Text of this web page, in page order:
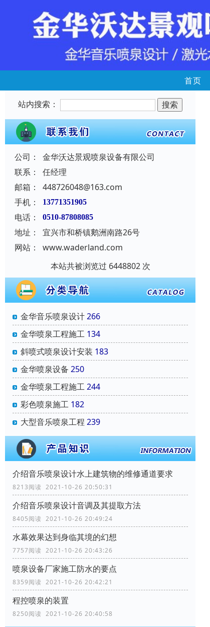
首页
站内搜索：
公司：
金华沃达景观喷泉设备有限公司
联系：
任经理
邮箱：
448726048@163.com
手机：
13771351905
电话： 0510-87808085
地址：
宜兴市和桥镇鹅洲南路26号
网站：
www.waderland.com
本站共被浏览过 6448802 次
金华音乐喷泉设计266
金华喷泉工程施工 134
斜喷式喷泉设计安装 183
金华喷泉设备 250
金华喷泉工程施工244
彩色喷泉施工 182
大型音乐喷泉工程 239
介绍音乐喷泉设计水上建筑物的维修通道要求
8213阅读 2021-10-26 20:50:31
介绍音乐喷泉设计音调及其提取方法
8405阅读 2021-10-26 20:49:24
水幕效果达到身临其境的幻想
7757阅读 2021-10-26 20:43:26
喷泉设备厂家施工防水的要点
8359阅读 2021-10-26 20:42:21
程控喷泉的装置
8250阅读 2021-10-26 20:40:58